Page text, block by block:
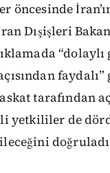
öncesinde
Dışişleri
tarafından
yetkililer de